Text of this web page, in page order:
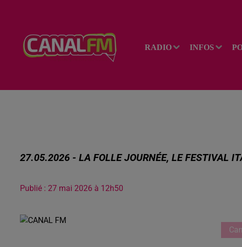
RADIO INFOS
27.05.2026 - LA FOLLE JOURNÉE, LE FESTIVAL
Publié : 27 mai 2026 à 12h50